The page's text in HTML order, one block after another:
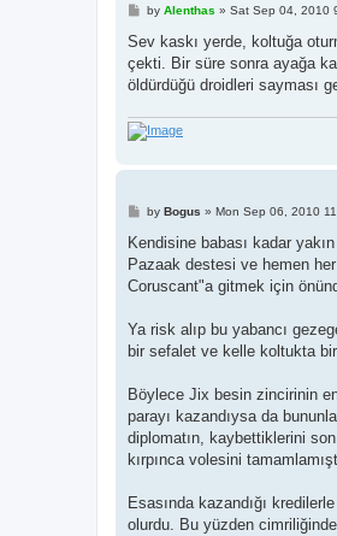
P
s
by Alenthas » Sat Sep 04, 2010
Sev kaskı yerde, koltuğa
çekti. Bir süre sonra ayağa
öldürdüğü droidleri sayması
P
s
by Bogus » Mon Sep 06, 2010
Kendisine babası kadar
Pazaak destesi ve hemen
Coruscant"a gitmek için
Ya risk alıp bu yabancı
bir sefalet ve kelle koltukta
Böylece Jix besin zincirinin
parayı kazandıysa da
diplomatın, kaybettiklerini
kırpınca volesini
Esasında kazandığı
olurdu. Bu yüzden